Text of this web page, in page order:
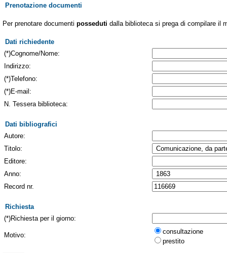
Prenotazione documenti
Per prenotare documenti posseduti dalla biblioteca si prega di compilare il
Dati richiedente
(*)Cognome/Nome:
Indirizzo:
(*)Telefono:
(*)E-mail:
N. Tessera biblioteca:
Dati bibliografici
Autore:
Titolo:
Editore:
Anno:
Record nr.
Richiesta
(*)Richiesta per il giorno:
Motivo:
consultazione
prestito